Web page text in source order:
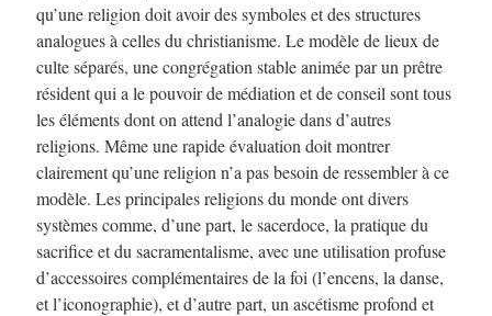
qu’une religion doit avoir des symboles et des structures
analogues à celles du christianisme. Le modèle de lieux de
culte séparés, une congrégation stable animée par un prêtre
résident qui a le pouvoir de médiation et de conseil sont tous
les éléments dont on attend l’analogie dans d’autres
religions. Même une rapide évaluation doit montrer
clairement qu’une religion n’a pas besoin de ressembler à ce
modèle. Les principales religions du monde ont divers
systèmes comme, d’une part, le sacerdoce, la pratique du
sacrifice et du sacramentalisme, avec une utilisation profuse
d’accessoires complémentaires de la foi (l’encens, la danse,
et l’iconographie), et d’autre part, un ascétisme profond et